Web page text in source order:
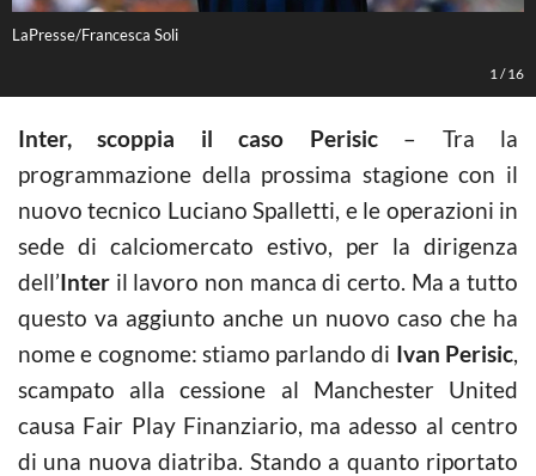
LaPresse/Francesca Soli
1 /16
Inter, scoppia il caso Perisic– Tra la
programmazione della prossima stagione con il
nuovo tecnico Luciano Spalletti, e le operazioni in
sede di calciomercato estivo, per la dirigenza
dell’Inter il lavoro non manca di certo. Ma a tutto
questo va aggiunto anche un nuovo caso che ha
nome e cognome: stiamo parlando di Ivan Perisic,
scampato alla cessione al Manchester United
causa Fair Play Finanziario, ma adesso al centro
di una nuova diatriba. Stando a quanto riportato